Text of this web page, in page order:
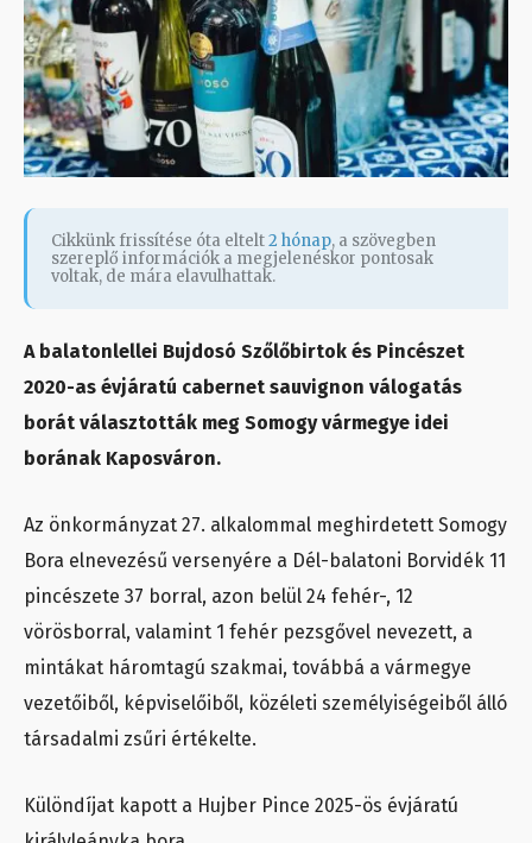
Cikkünk frissítése óta eltelt2 hónap, a szövegben
szereplő információk a megjelenéskor pontosak
voltak, de mára elavulhattak.
A balatonlellei Bujdosó Szőlőbirtok és Pincészet
2020-as évjáratú cabernet sauvignon válogatás
borát választották meg Somogy vármegye idei
borának Kaposváron.
Az önkormányzat 27. alkalommal meghirdetett Somogy
Bora elnevezésű versenyére a Dél-balatoni Borvidék 11
pincészete 37 borral, azon belül 24 fehér-, 12
vörösborral, valamint 1 fehér pezsgővel nevezett, a
mintákat háromtagú szakmai, továbbá a vármegye
vezetőiből, képviselőiből, közéleti személyiségeiből álló
társadalmi zsűri értékelte.
Különdíjat kapott a Hujber Pince 2025-ös évjáratú